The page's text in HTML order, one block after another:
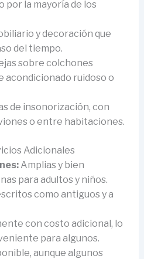
por la mayoría de los
y decoración que
del tiempo.
sobre colchones
acondicionado ruidoso o
de insonorización, con
o entre habitaciones.
Adicionales
Amplias y bien
para adultos y niños.
como antiguos y a
con costo adicional, lo
para algunos.
aunque algunos